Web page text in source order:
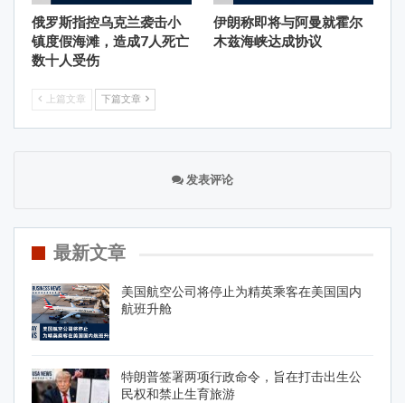
俄罗斯指控乌克兰袭击小
镇度假海滩，造成7人死亡
数十人受伤
伊朗称即将与阿曼就霍尔
木兹海峡达成协议
上篇文章 下篇文章
发表评论
最新文章
美国航空公司将停止为精英乘客在美国国内
航班升舱
特朗普签署两项行政命令，旨在打击出生公
民权和禁止生育旅游